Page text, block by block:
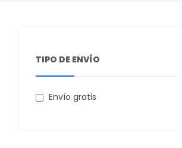
TIPO DE ENVÍO
Envío gratis